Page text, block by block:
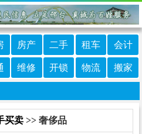
房产 二手 租车 会计
维修 开锁 物流 搬家
买卖 >> 奢侈品